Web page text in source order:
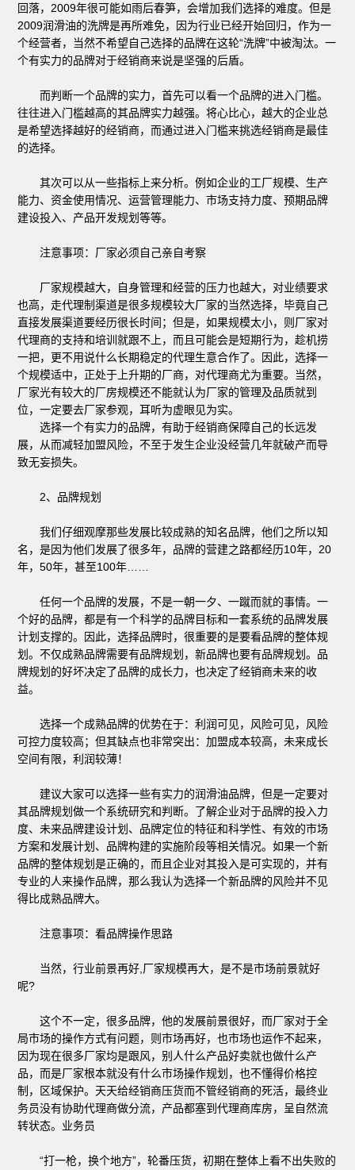
回落，2009年很可能如雨后春笋，会增加我们选择的难度。但是
2009润滑油的洗牌是再所难免，因为行业已经开始回归，作为一
个经营者，当然不希望自己选择的品牌在这轮“洗牌”中被淘汰。一
个有实力的品牌对于经销商来说是坚强的后盾。
而判断一个品牌的实力，首先可以看一个品牌的进入门槛。
往往进入门槛越高的其品牌实力越强。将心比心，越大的企业总
是希望选择越好的经销商，而通过进入门槛来挑选经销商是最佳
的选择。
其次可以从一些指标上来分析。例如企业的工厂规模、生产
能力、资金使用情况、运营管理能力、市场支持力度、预期品牌
建设投入、产品开发规划等等。
注意事项：厂家必须自己亲自考察
厂家规模越大，自身管理和经营的压力也越大，对业绩要求
也高，走代理制渠道是很多规模较大厂家的当然选择，毕竟自己
直接发展渠道要经历很长时间；但是，如果规模太小，则厂家对
代理商的支持和培训就跟不上，而且可能会是短期行为，趁机捞
一把，更不用说什么长期稳定的代理生意合作了。因此，选择一
个规模适中，正处于上升期的厂商，对代理商尤为重要。当然，
厂家光有较大的厂房规模还不能就认为厂家的管理及品质就到
位，一定要去厂家参观，耳听为虚眼见为实。
选择一个有实力的品牌，有助于经销商保障自己的长远发
展，从而减轻加盟风险，不至于发生企业没经营几年就破产而导
致无妄损失。
2、品牌规划
我们仔细观摩那些发展比较成熟的知名品牌，他们之所以知
名，是因为他们发展了很多年，品牌的营建之路都经历10年，20
年，50年，甚至100年……
任何一个品牌的发展，不是一朝一夕、一蹴而就的事情。一
个好的品牌，都是有一个科学的品牌目标和一套系统的品牌发展
计划支撑的。因此，选择品牌时，很重要的是要看品牌的整体规
划。不仅成熟品牌需要有品牌规划，新品牌也要有品牌规划。品
牌规划的好坏决定了品牌的成长力，也决定了经销商未来的收
益。
选择一个成熟品牌的优势在于：利润可见，风险可见，风险
可控力度较高；但其缺点也非常突出：加盟成本较高，未来成长
空间有限，利润较薄！
建议大家可以选择一些有实力的润滑油品牌，但是一定要对
其品牌规划做一个系统研究和判断。了解企业对于品牌的投入力
度、未来品牌建设计划、品牌定位的特征和科学性、有效的市场
方案和发展计划、品牌构建的实施阶段等相关情况。如果一个新
品牌的整体规划是正确的，而且企业对其投入是可实现的，并有
专业的人来操作品牌，那么我认为选择一个新品牌的风险并不见
得比成熟品牌大。
注意事项：看品牌操作思路
当然，行业前景再好,厂家规模再大，是不是市场前景就好
呢?
这个不一定，很多品牌，他的发展前景很好，而厂家对于全
局市场的操作方式有问题，则市场再好，也市场也运作不起来，
因为现在很多厂家均是跟风，别人什么产品好卖就也做什么产
品，而是厂家根本就没有什么市场操作规划，也不懂得价格控
制，区域保护。天天给经销商压货而不管经销商的死活，最终业
务员没有协助代理商做分流，产品都塞到代理商库房，呈自然流
转状态。业务员
“打一枪，换个地方”，轮番压货，初期在整体上看不出失败的